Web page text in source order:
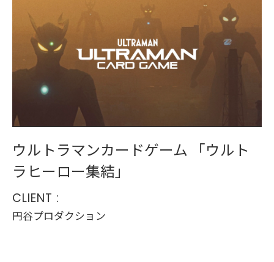
ウルトラマンカードゲーム 「ウルト
ラヒーロー集結」
CLIENT :
円谷プロダクション